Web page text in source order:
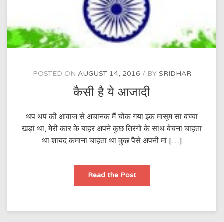
POSTED ON AUGUST 14, 2016 BY SRIDHAR
कैसी है ये आजादी
थप थप की आवाज से अचानक मैं चोंक गया इक मासूम सा बच्चा
खड़ा था, मेरी कार के बाहर अपने कुछ तिरंगो के साथ बेचना चाहता
था शायद कमाना चाहता था कुछ पैसे अपनी मां […]
Read the Postकैसी
ये